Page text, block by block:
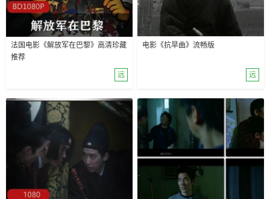
法国电影《解放军在巴黎》高清珍藏
推荐
远
电影《抗旱曲》流畅版
远